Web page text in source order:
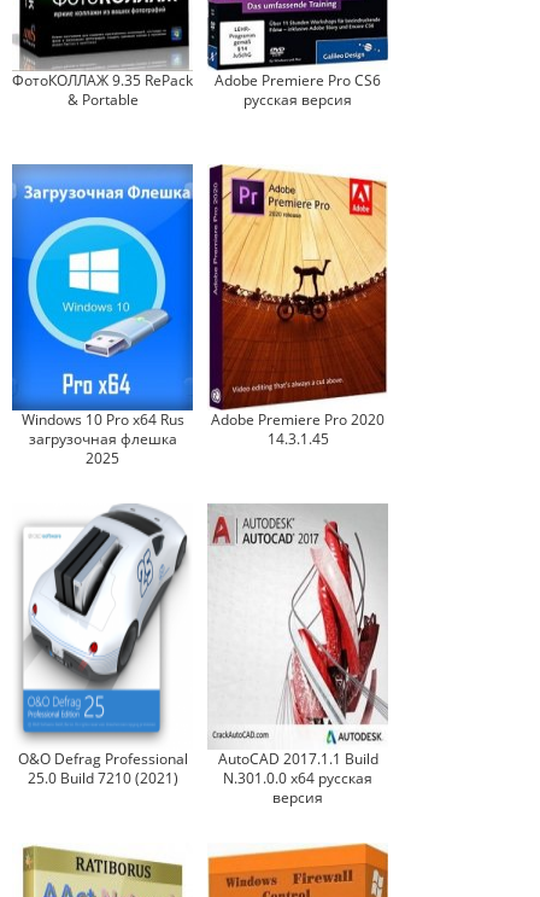
ФотоКОЛЛАЖ 9.35 RePack
& Portable
Adobe Premiere Pro CS6
русская версия
Windows 10 Pro x64 Rus
загрузочная флешка
2025
Adobe Premiere Pro 2020
14.3.1.45
O&O Defrag Professional
25.0 Build 7210 (2021)
AutoCAD 2017.1.1 Build
N.301.0.0 x64 русская
версия